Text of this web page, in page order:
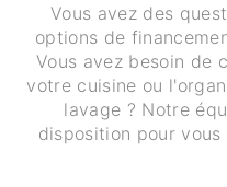
Vous avez des
options de
Vous avez besoin de
votre cuisine ou
lavage ? Notre
disposition pour